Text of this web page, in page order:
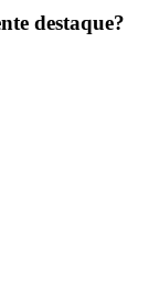
destaque?